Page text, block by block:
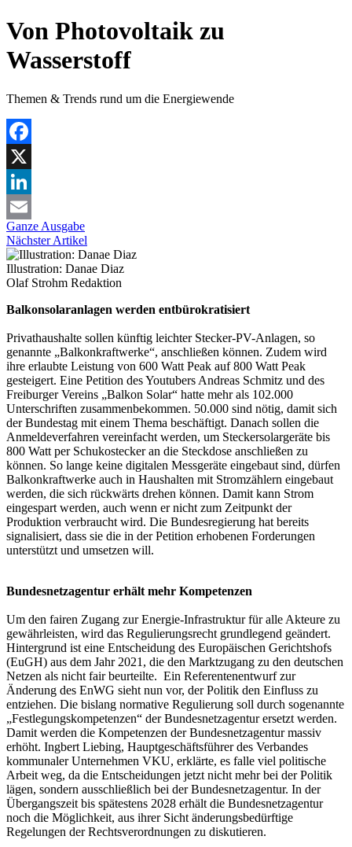
Von Photovoltaik zu
Wasserstoff
Themen & Trends rund um die Energiewende
Facebook
X
LinkedIn
Email
Ganze Ausgabe
Nächster Artikel
Illustration: Danae Diaz
Olaf Strohm Redaktion
Balkonsolaranlagen werden entbürokratisiert
Privathaushalte sollen künftig leichter Stecker-PV-Anlagen, so
genannte „Balkonkraftwerke“, anschließen können. Zudem wird
ihre erlaubte Leistung von 600 Watt Peak auf 800 Watt Peak
gesteigert. Eine Petition des Youtubers Andreas Schmitz und des
Freiburger Vereins „Balkon Solar“ hatte mehr als 102.000
Unterschriften zusammenbekommen. 50.000 sind nötig, damit sich
der Bundestag mit einem Thema beschäftigt. Danach sollen die
Anmeldeverfahren vereinfacht werden, um Steckersolargeräte bis
800 Watt per Schukostecker an die Steckdose anschließen zu
können. So lange keine digitalen Messgeräte eingebaut sind, dürfen
Balkonkraftwerke auch in Haushalten mit Stromzählern eingebaut
werden, die sich rückwärts drehen können. Damit kann Strom
eingespart werden, auch wenn er nicht zum Zeitpunkt der
Produktion verbraucht wird. Die Bundesregierung hat bereits
signalisiert, dass sie die in der Petition erhobenen Forderungen
unterstützt und umsetzen will.
Bundesnetzagentur erhält mehr Kompetenzen
Um den fairen Zugang zur Energie-Infrastruktur für alle Akteure zu
gewährleisten, wird das Regulierungsrecht grundlegend geändert.
Hintergrund ist eine Entscheidung des Europäischen Gerichtshofs
(EuGH) aus dem Jahr 2021, die den Marktzugang zu den deutschen
Netzen als nicht fair beurteilte. Ein Referentenentwurf zur
Änderung des EnWG sieht nun vor, der Politik den Einfluss zu
entziehen. Die bislang normative Regulierung soll durch sogenannte
„Festlegungskompetenzen“ der Bundesnetzagentur ersetzt werden.
Damit werden die Kompetenzen der Bundesnetzagentur massiv
erhöht. Ingbert Liebing, Hauptgeschäftsführer des Verbandes
kommunaler Unternehmen VKU, erklärte, es falle viel politische
Arbeit weg, da die Entscheidungen jetzt nicht mehr bei der Politik
lägen, sondern ausschließlich bei der Bundesnetzagentur. In der
Übergangszeit bis spätestens 2028 erhält die Bundesnetzagentur
noch die Möglichkeit, aus ihrer Sicht änderungsbedürftige
Regelungen der Rechtsverordnungen zu diskutieren.